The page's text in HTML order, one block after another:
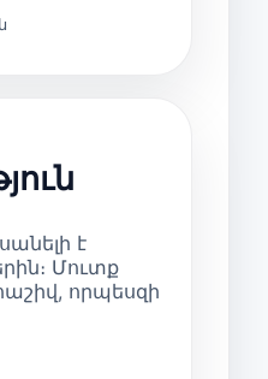
է
Մուտք
որպեսզի